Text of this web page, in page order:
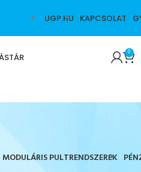
UGP.HU KAPCSOLAT
0
MODULÁRIS PULTRENDSZEREK